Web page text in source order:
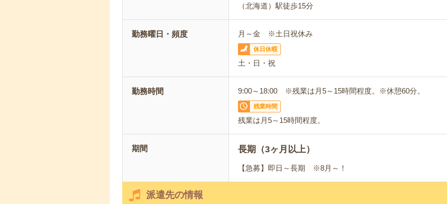
（北海道）駅徒歩15分
勤務曜日・頻度 月～金 ※土日祝休み
休日休暇
土・日・祝
勤務時間 9:00～18:00 ※残業は月5～15時間程度。※休憩60分。
残業時間
残業は月5～15時間程度。
期間 長期（3ヶ月以上）
【急募】即日～長期 ※8月～！
派遣先の情報